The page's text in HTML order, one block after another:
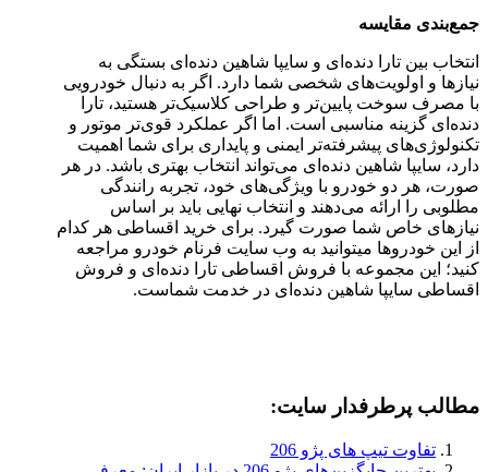
جمع‌بندی مقایسه
انتخاب بین تارا دنده‌ای و سایپا شاهین دنده‌ای بستگی به
نیازها و اولویت‌های شخصی شما دارد. اگر به دنبال خودرویی
با مصرف سوخت پایین‌تر و طراحی کلاسیک‌تر هستید، تارا
دنده‌ای گزینه مناسبی است. اما اگر عملکرد قوی‌تر موتور و
تکنولوژی‌های پیشرفته‌تر ایمنی و پایداری برای شما اهمیت
دارد، سایپا شاهین دنده‌ای می‌تواند انتخاب بهتری باشد. در هر
صورت، هر دو خودرو با ویژگی‌های خود، تجربه رانندگی
مطلوبی را ارائه می‌دهند و انتخاب نهایی باید بر اساس
نیازهای خاص شما صورت گیرد. برای خرید اقساطی هر کدام
از این خودروها میتوانید به وب سایت فرنام خودرو مراجعه
کنید؛ این مجموعه با فروش اقساطی تارا دنده‌ای و فروش
اقساطی سایپا شاهین دنده‌ای در خدمت شماست.
مطالب پرطرفدار سایت: